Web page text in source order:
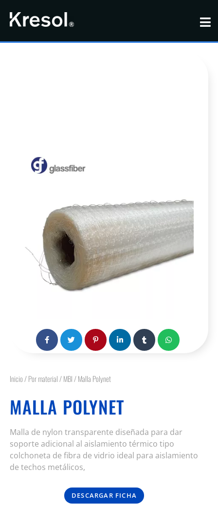
Inicio/Por material/MBI/ Malla Polynet
MALLA POLYNET
Malla de nylon transparente diseñada para dar
soporte adicional al aislamiento térmico tipo
colchoneta de fibra de vidrio ideal para aislamiento
de techos metálicos,
DESCARGAR FICHA